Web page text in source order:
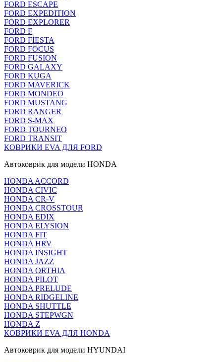
FORD ESCAPE
FORD EXPEDITION
FORD EXPLORER
FORD F
FORD FIESTA
FORD FOCUS
FORD FUSION
FORD GALAXY
FORD KUGA
FORD MAVERICK
FORD MONDEO
FORD MUSTANG
FORD RANGER
FORD S-MAX
FORD TOURNEO
FORD TRANSIT
КОВРИКИ EVA ДЛЯ FORD
Автоковрик для модели HONDA
HONDA ACCORD
HONDA CIVIC
HONDA CR-V
HONDA CROSSTOUR
HONDA EDIX
HONDA ELYSION
HONDA FIT
HONDA HRV
HONDA INSIGHT
HONDA JAZZ
HONDA ORTHIA
HONDA PILOT
HONDA PRELUDE
HONDA RIDGELINE
HONDA SHUTTLE
HONDA STEPWGN
HONDA Z
КОВРИКИ EVA ДЛЯ HONDA
Автоковрик для модели HYUNDAI